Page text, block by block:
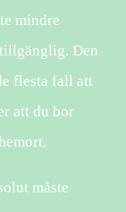
mindre
Den
flesta fall att
att du bor
måste